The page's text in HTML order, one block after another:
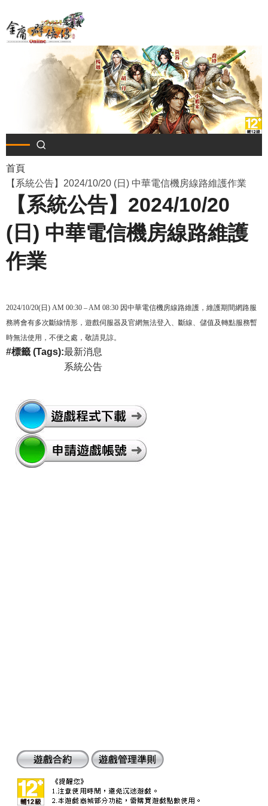
至
導
航
連
結
首頁
【系統公告】2024/10/20 (日) 中華電信機房線路維護作業
【系統公告】2024/10/20
(日) 中華電信機房線路維護
作業
2024/10/20(日) AM 00:30 – AM 08:30 因中華電信機房線路維護，維護期間網路服
務將會有多次斷線情形，遊戲伺服器及官網無法登入、斷線、儲值及轉點服務暫
時無法使用，不便之處，敬請見諒。
標籤 (Tags) 最新消息
系統公告